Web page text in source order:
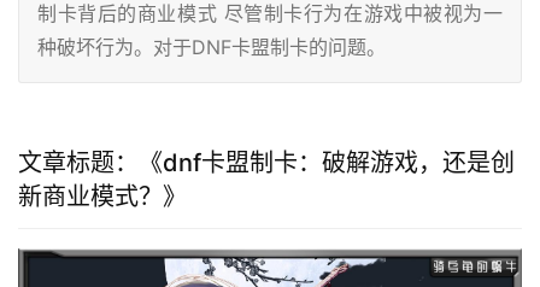
制卡背后的商业模式 尽管制卡行为在游戏中被视为一
种破坏行为。对于DNF卡盟制卡的问题。
文章标题：《dnf卡盟制卡：破解游戏，还是创
新商业模式？》